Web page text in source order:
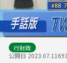
行財政
公開日 2023.07.11